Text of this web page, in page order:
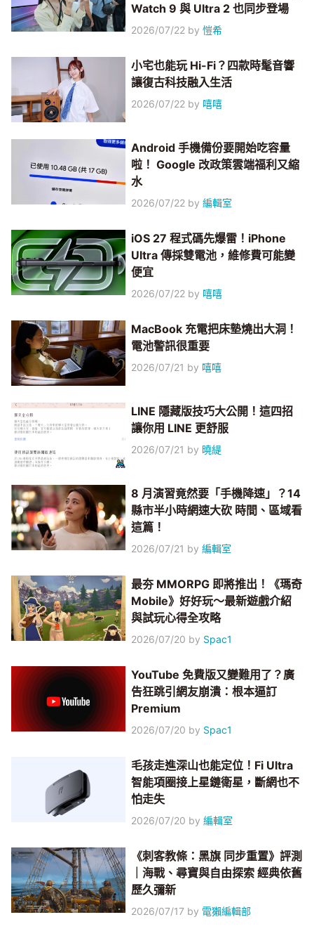
Watch 9 與 Ultra 2 也同步登場
2026/07/22 by愷希
小宅也能玩 Hi-Fi？四款時髦音響
讓復古科技融入生活
2026/07/22 by 嘻嘻
Android 手機備份要開始吃容量
啦！ Google 改政策雲端福利又縮
水
2026/07/22 by編輯室
iOS 27 程式碼先爆雷！iPhone
Ultra 傳採雙電池，維修費可能變
便宜
2026/07/22 by 嘻嘻
MacBook 充電把床墊燒出大洞！
電池警訊很重要
2026/07/21 by 嘻嘻
LINE 隱藏版技巧大公開！這四招
讓你用 LINE 更舒服
2026/07/21 by 曉緹
8 月演習竟然要「手機降速」？14
縣市半小時網速大砍 時間、區域看
這篇！
2026/07/21 by編輯室
最夯 MMORPG 即將推出！《瑪奇
Mobile》好好玩～最新遊戲介紹
與試玩心得全攻略
2026/07/20 by Spac1
YouTube 免費版又變難用了？廣
告狂跳引網友崩潰：根本逼訂
Premium
2026/07/20 by Spac1
毛孩走進深山也能定位！Fi Ultra
智能項圈接上星鏈衛星，斷網也不
怕走失
2026/07/20 by編輯室
《刺客教條：黑旗 同步重置》評測
｜海戰、尋寶與自由探索 經典依舊
歷久彌新
2026/07/17 by 電獺編輯部